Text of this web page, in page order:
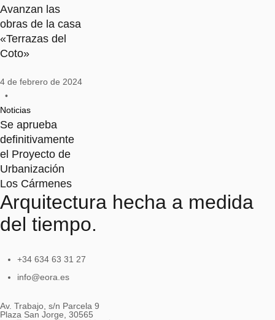
Avanzan las
obras de la casa
«Terrazas del
Coto»
4 de febrero de 2024
•
Noticias
Se aprueba
definitivamente
el Proyecto de
Urbanización
Los Cármenes
Arquitectura hecha a medida
del tiempo.
+34 634 63 31 27
info@eora.es
Av. Trabajo, s/n Parcela 9
Plaza San Jorge, 30565